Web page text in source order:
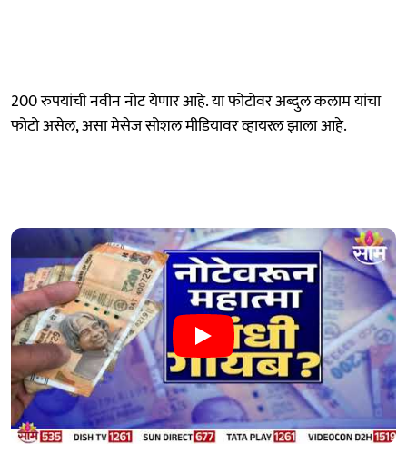
200 रुपयांची नवीन नोट येणार आहे. या फोटोवर अब्दुल कलाम यांचा
फोटो असेल, असा मेसेज सोशल मीडियावर व्हायरल झाला आहे.